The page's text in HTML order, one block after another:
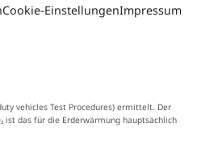
Cookie-EinstellungenImpressum
vehicles Test Procedures) ermittelt. Der
ist das für die Erderwärmung hauptsächlich